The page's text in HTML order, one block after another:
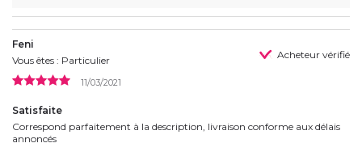
Feni
Vous êtes : Particulier
Acheteur vérifié
11/03/2021
Satisfaite
Correspond parfaitement à la description, livraison conforme aux délais
annoncés